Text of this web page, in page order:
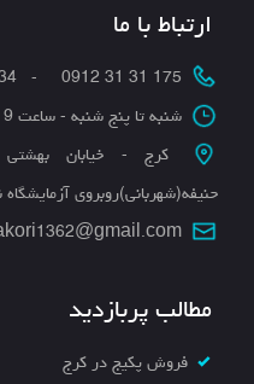
ارتباط با ما
175 31 31 0912 - 026-32224334
شنبه تا پنج شنبه - ساعت 9 الی 21
حنیفه(شهربانی)روبروی
مطالب پربازدید
فروش پکیج در کرج